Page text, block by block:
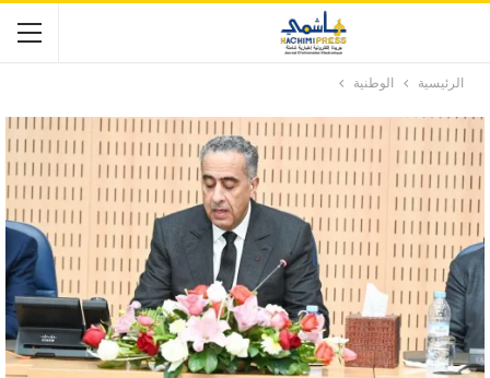
الرئيسية الوطنية